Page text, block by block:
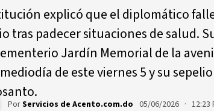
explicó que el diplomático
tras padecer situaciones de salud.
Jardín Memorial de la
de este viernes 5 y su
PorServicios de Acento.com.do 05/06/2026 · 12:23